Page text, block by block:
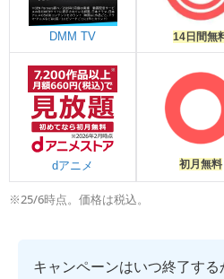
DMM TV 14日間無
dアニメ 初月無料
※25/6時点。価格は税込。
キャンペーンはいつ終了する